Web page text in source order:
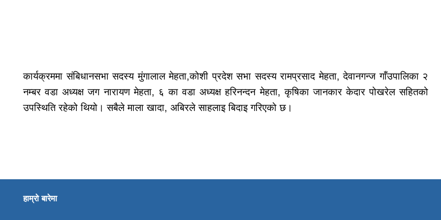
कार्यक्रममा संबिधानसभा सदस्य मुंगालाल मेहता,कोशी प्रदेश सभा सदस्य रामप्रसाद मेहता, देवानगन्ज गाँउपालिका २
नम्बर वडा अध्यक्ष जग नारायण मेहता, ६ का वडा अध्यक्ष हरिनन्दन मेहता, कृषिका जानकार केदार पोखरेल सहितको
उपस्थिति रहेको थियो। सबैले माला खादा, अबिरले साहलाइ बिदाइ गरिएको छ।
हाम्रो बारेमा